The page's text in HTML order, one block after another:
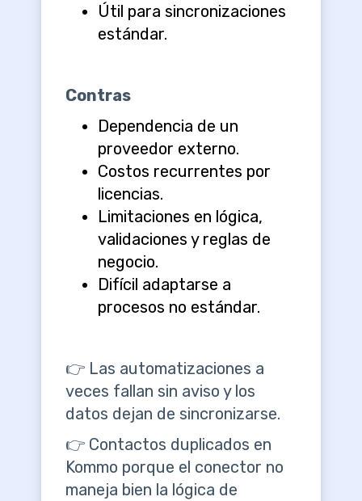
Útil para sincronizaciones
estándar.
Contras
Dependencia de un
proveedor externo.
Costos recurrentes por
licencias.
Limitaciones en lógica,
validaciones y reglas de
negocio.
Difícil adaptarse a
procesos no estándar.
👉 Las automatizaciones a
veces fallan sin aviso y los
datos dejan de sincronizarse.
👉 Contactos duplicados en
Kommo porque el conector no
maneja bien la lógica de